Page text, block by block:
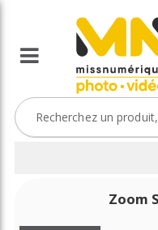
Zoom